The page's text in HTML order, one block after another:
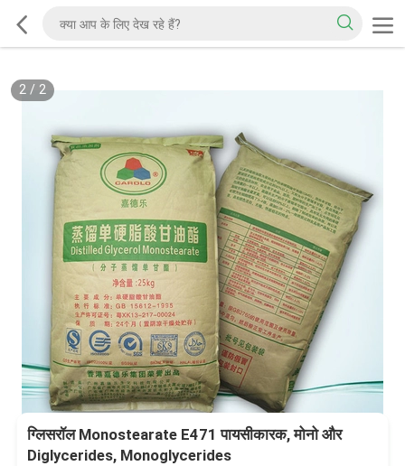
2/ 2
ग्लिसरॉल Monostearate E471 पायसीकारक, मोनो और
Diglycerides, Monoglycerides